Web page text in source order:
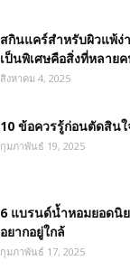
สกินแคร์สำหรับผิวแพ้ง่
เป็นพิเศษคือสิ่งที่หลาย
สิงหาคม 4, 2025
10 ข้อควรรู้ก่อนตัดสิน
กุมภาพันธ์ 19, 2025
6 แบรนด์น้ำหอมยอดนิ
อยากอยู่ใกล้
กุมภาพันธ์ 17, 2025